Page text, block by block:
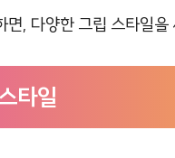
, 다양한 그립 스타일을
타일